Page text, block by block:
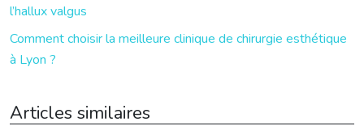
l’hallux valgus
Comment choisir la meilleure clinique de chirurgie esthétique
à Lyon ?
Articles similaires